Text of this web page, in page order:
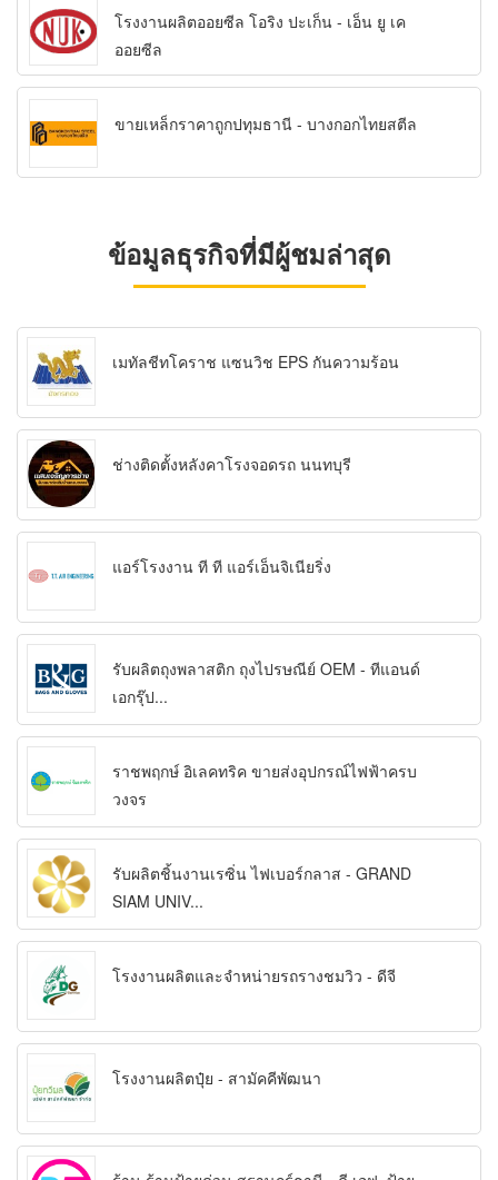
โรงงานผลิตออยซีล โอริง ปะเก็น - เอ็น ยู เค
ออยซีล
ขายเหล็กราคาถูกปทุมธานี - บางกอกไทยสตีล
ข้อมูลธุรกิจที่มีผู้ชมล่าสุด
เมทัลชีทโคราช แซนวิช EPS กันความร้อน
ช่างติดตั้งหลังคาโรงจอดรถ นนทบุรี
แอร์โรงงาน ที ที แอร์เอ็นจิเนียริ่ง
รับผลิตถุงพลาสติก ถุงไปรษณีย์ OEM - ทีแอนด์
เอกรุ๊ป...
ราชพฤกษ์ อิเลคทริค ขายส่งอุปกรณ์ไฟฟ้าครบ
วงจร
รับผลิตชิ้นงานเรซิ่น ไฟเบอร์กลาส - GRAND
SIAM UNIV...
โรงงานผลิตและจำหน่ายรถรางชมวิว - ดีจี
โรงงานผลิตปุ๋ย - สามัคคีพัฒนา